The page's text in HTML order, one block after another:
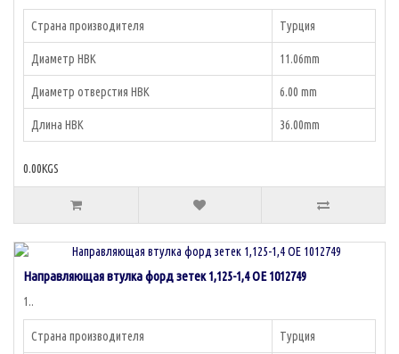
Страна производителя Турция
Диаметр НВК 11.06mm
Диаметр отверстия НВК 6.00 mm
Длина НВК 36.00mm
0.00KGS
Направляющая втулка форд зетек 1,125-1,4 OE 1012749
1..
Страна производителя Турция